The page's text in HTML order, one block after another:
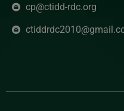
cp@ctidd-rdc.org